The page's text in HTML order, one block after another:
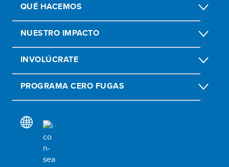
QUÉ HACEMOS
NUESTRO IMPACTO
INVOLÚCRATE
PROGRAMA CERO FUGAS